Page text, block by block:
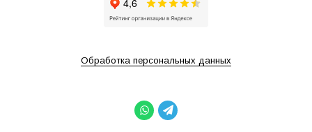
Обработка персональных данных